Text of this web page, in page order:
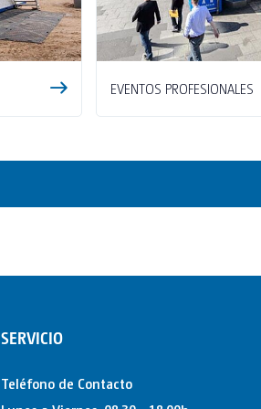
EVENTOS PROFESIONALES
SERVICIO
Teléfono de Contacto